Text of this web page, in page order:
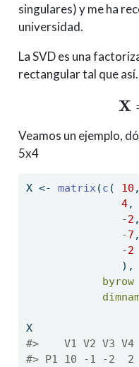
singulares) y me ha
universidad.
La SVD es una
rectangular tal que así.
X
Veamos un ejemplo,
5x4
X <- matrix(c ( 10
4
-2
-7
-2
               ),
byrow
X
#>    V1 V2 V3 V4
#> P1 10 -1 -2  2